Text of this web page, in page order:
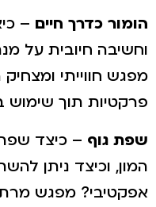
הומור כדרך חיים –
וחשיבה חיובית על
מפגש חווייתי
פרקטיות תוך
שפת גוף – כיצד
המון, וכיצד ניתן
אפקטיבי? מפגש